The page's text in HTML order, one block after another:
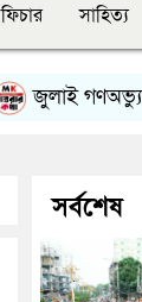
ফিচার সাহিত্য
গণঅভ্যুত্থান
সর্বশেষ